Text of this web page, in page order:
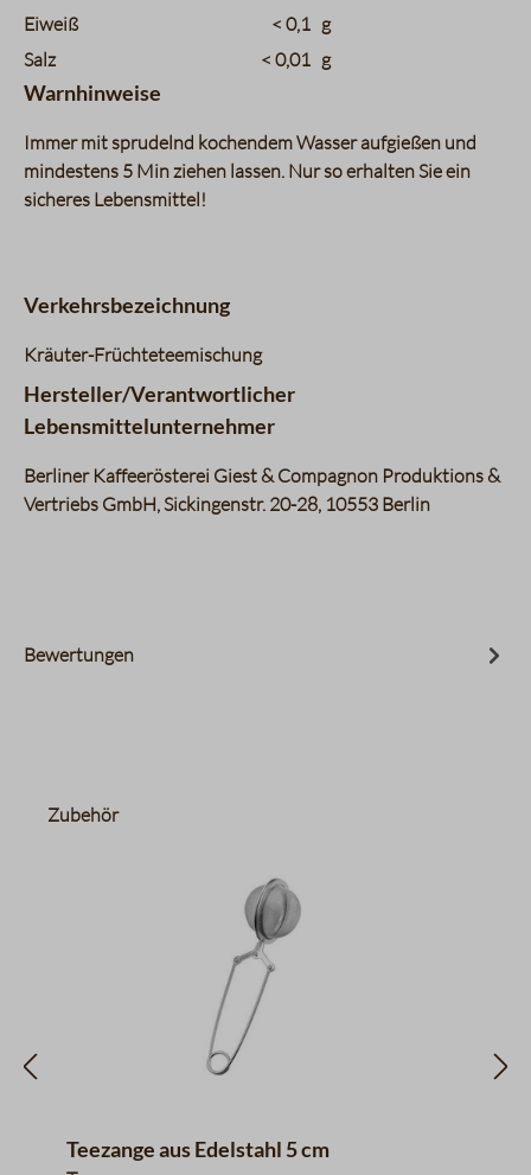
Eiweiß
< 0,1 g
Salz
< 0,01 g
Warnhinweise
Immer mit sprudelnd kochendem Wasser aufgießen und
mindestens 5 Min ziehen lassen. Nur so erhalten Sie ein
sicheres Lebensmittel!
Verkehrsbezeichnung
Kräuter-Früchteteemischung
Hersteller/Verantwortlicher
Lebensmittelunternehmer
Berliner Kaffeerösterei Giest & Compagnon Produktions &
Vertriebs GmbH, Sickingenstr. 20-28, 10553 Berlin
Bewertungen
Produktgalerie überspringen
Zubehör
Teezange aus Edelstahl 5 cm